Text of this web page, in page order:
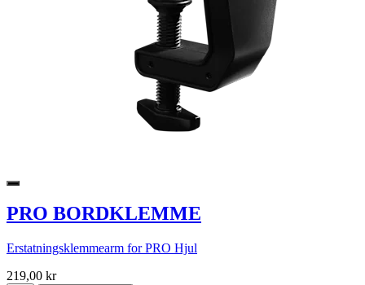
PRO BORDKLEMME
Erstatningsklemmearm for PRO Hjul
219,00 kr